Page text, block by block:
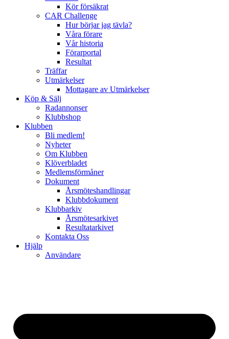
Kör försäkrat
CAR Challenge
Hur börjar jag tävla?
Våra förare
Vår historia
Förarportal
Resultat
Träffar
Utmärkelser
Mottagare av Utmärkelser
Köp & Sälj
Radannonser
Klubbshop
Klubben
Bli medlem!
Nyheter
Om Klubben
Klöverbladet
Medlemsförmåner
Dokument
Årsmöteshandlingar
Klubbdokument
Klubbarkiv
Årsmötesarkivet
Resultatarkivet
Kontakta Oss
Hjälp
Användare